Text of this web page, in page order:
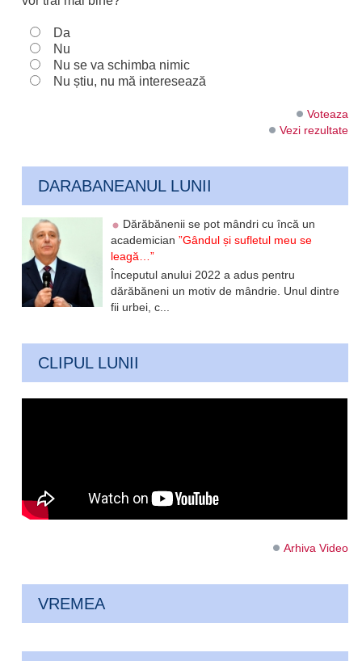
Da
Nu
Nu se va schimba nimic
Nu știu, nu mă interesează
Voteaza
Vezi rezultate
DARABANEANUL LUNII
Dărăbănenii se pot mândri cu încă un
academician”Gândul și sufletul meu se
leagă…”
Începutul anului 2022 a adus pentru
dărăbăneni un motiv de mândrie. Unul dintre
fii urbei, c...
CLIPUL LUNII
Arhiva Video
VREMEA